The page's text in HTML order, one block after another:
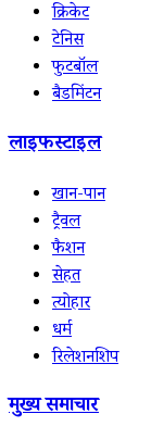
क्रिकेट
टेनिस
फुटबॉल
बैडमिंटन
लाइफस्टाइल
खान-पान
ट्रैवल
फैशन
सेहत
त्योहार
धर्म
रिलेशनशिप
मुख्य समाचार